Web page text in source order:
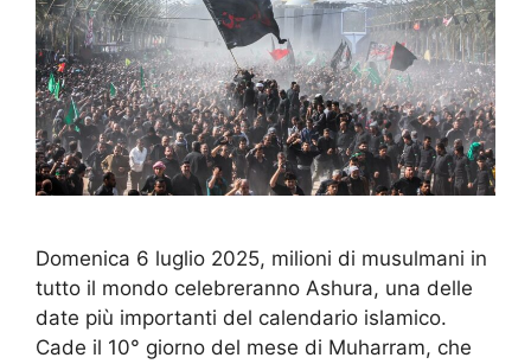
Domenica 6 luglio 2025, milioni di musulmani in
tutto il mondo celebreranno Ashura, una delle
date più importanti del calendario islamico.
Cade il 10° giorno del mese di Muharram, che